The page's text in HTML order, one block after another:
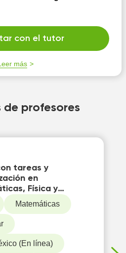
| Física y
Me dedico a
depender de herramientas
y domines los
Cuento con material
con el tutor
más
de profesores
tareas y
en
Física y
- Preparación para
Matemáticas
(En línea)